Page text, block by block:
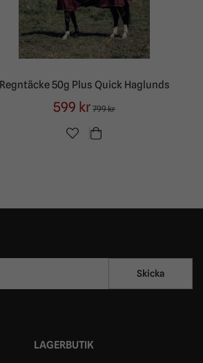
Regntäcke 50g Plus Quick Haglunds
599 kr 799 kr
Skicka
LAGERBUTIK